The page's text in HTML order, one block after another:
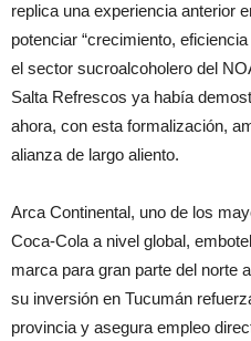
replica una experiencia anterior
potenciar “crecimiento,
el sector sucroalcoholero del
Salta Refrescos ya había
ahora, con esta formalización,
alianza de largo aliento.
Arca Continental, uno de los
Coca-Cola a nivel global,
marca para gran parte del norte
su inversión en Tucumán
provincia y asegura empleo